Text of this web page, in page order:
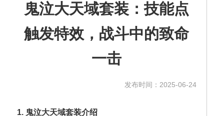
鬼泣大天域套装：技能点
触发特效，战斗中的致命
一击
发布时间：2025-06-24
1. 鬼泣大天域套装介绍